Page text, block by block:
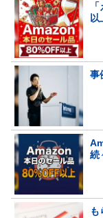
以
事
続
も